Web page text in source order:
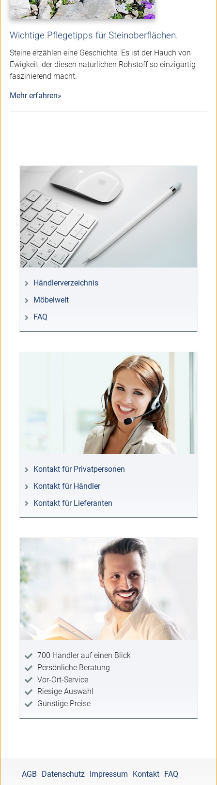
Wichtige Pflegetipps für Steinoberflächen.
Steine erzählen eine Geschichte. Es ist der Hauch von
Ewigkeit, der diesen natürlichen Rohstoff so einzigartig
faszinierend macht.
Mehr erfahren»
Händlerverzeichnis
Möbelwelt
FAQ
Kontakt für Privatpersonen
Kontakt für Händler
Kontakt für Lieferanten
700 Händler auf einen Blick
Persönliche Beratung
Vor-Ort-Service
Riesige Auswahl
Günstige Preise
AGB Datenschutz Impressum Kontakt FAQ